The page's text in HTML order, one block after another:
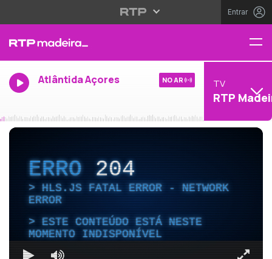
Entrar
Atlântida Açores NO AR TV
RTP
ERRO204
HLS.JS FATAL ERROR - NETWORK
ERROR
ESTE CONTEÚDO ESTÁ NESTE
MOMENTO INDISPONÍVEL